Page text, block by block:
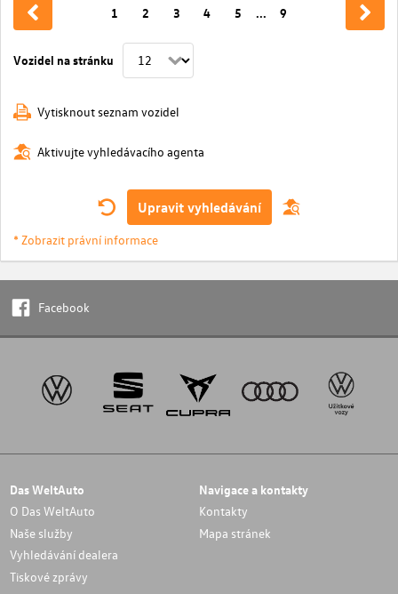
Vozidel na stránku
1 2 3 4 5 ... 9
Vytisknout seznam vozidel
Aktivujte vyhledávacího agenta
Upravit vyhledávání
* Zobrazit právní informace
Facebook
Das WeltAuto
O Das WeltAuto
Naše služby
Vyhledávání dealera
Tiskové zprávy
Navigace a kontakty
Kontakty
Mapa stránek